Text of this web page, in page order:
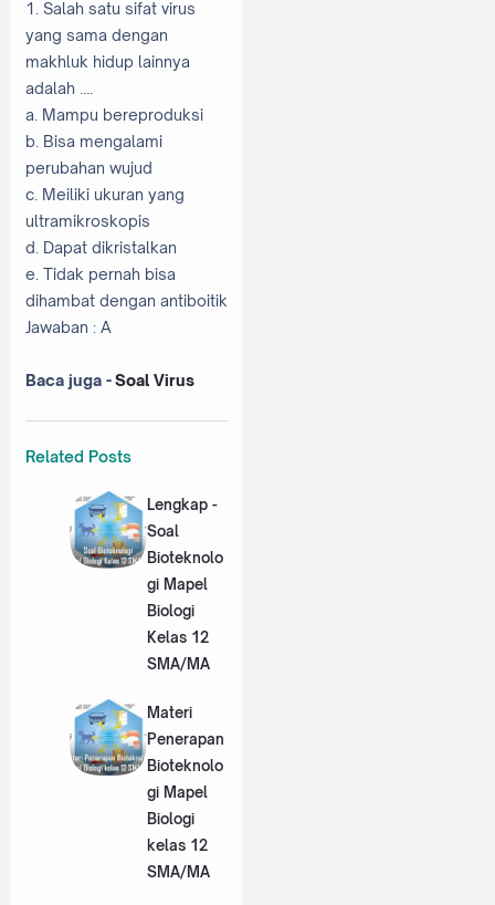
1. Salah satu sifat virus
yang sama dengan
makhluk hidup lainnya
adalah ….
a. Mampu bereproduksi
b. Bisa mengalami
perubahan wujud
c. Meiliki ukuran yang
ultramikroskopis
d. Dapat dikristalkan
e. Tidak pernah bisa
dihambat dengan antiboitik
Jawaban : A
Baca juga -Soal Virus
Related Posts
Lengkap -
Soal
Bioteknolo
gi Mapel
Biologi
Kelas 12
SMA/MA
Materi
Penerapan
Bioteknolo
gi Mapel
Biologi
kelas 12
SMA/MA